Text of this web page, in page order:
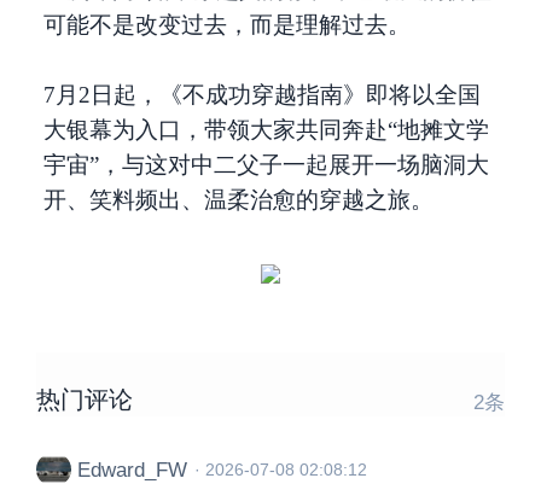
可能不是改变过去，而是理解过去。
7月2日起，《不成功穿越指南》即将以全国
大银幕为入口，带领大家共同奔赴“地摊文学
宇宙”，与这对中二父子一起展开一场脑洞大
开、笑料频出、温柔治愈的穿越之旅。
热门评论 2条
Edward_FW · 2026-07-08 02:08:12